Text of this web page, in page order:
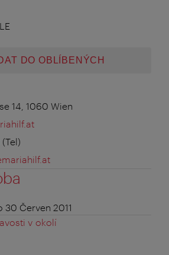
DO OBLÍBENÝCH
14, 1060 Wien
(Tel)
30 Červen 2011
v okolí